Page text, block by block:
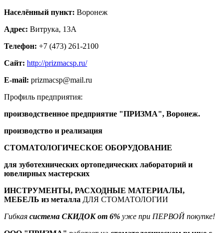
Населённый пункт: Воронеж
Адрес: Витрука, 13А
Телефон: +7 (473) 261-2100
Сайт: http://prizmacsp.ru/
E-mail: prizmacsp@mail.ru
Профиль предприятия:
производственное предприятие "ПРИЗМА", Воронеж.
производство и реализация
СТОМАТОЛОГИЧЕСКОЕ ОБОРУДОВАНИЕ
для зуботехнических ортопедических лабораторий и
ювелирных мастерских
ИНСТРУМЕНТЫ, РАСХОДНЫЕ МАТЕРИАЛЫ,
МЕБЕЛЬ из металла ДЛЯ СТОМАТОЛОГИИ
Гибкая система СКИДОК от 6% уже при ПЕРВОЙ покупке!